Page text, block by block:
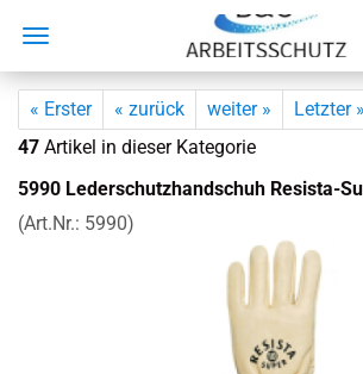
« Erster « zurück weiter »
Letzter »
47 Artikel in dieser Kategorie
5990 Le­der­schutz­hand­schuh Resista-​
(Art.Nr.: 5990)